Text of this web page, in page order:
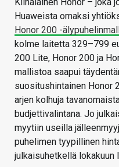
Huaweista omaksi
Honor 200 -
kolme laitetta 329–799
200 Lite, Honor 200 ja
mallistoa saapui
suositushintainen Honor
arjen kolhuja
budjettivalintana. Jo
myytiin useilla
puhelimen tyypillinen
julkaisuhetkellä lokakuun